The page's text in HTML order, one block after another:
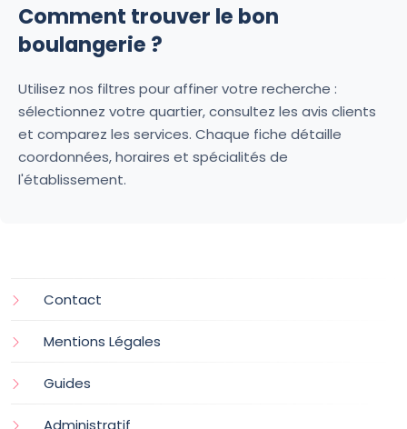
Comment trouver le bon
boulangerie ?
Utilisez nos filtres pour affiner votre recherche :
sélectionnez votre quartier, consultez les avis clients
et comparez les services. Chaque fiche détaille
coordonnées, horaires et spécialités de
l'établissement.
Contact
Mentions Légales
Guides
Administratif